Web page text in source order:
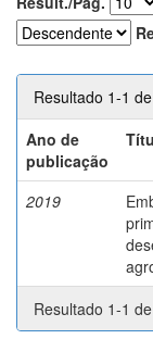
Resultado 1-1
Ano de
publicação
2019
Resultado 1-1